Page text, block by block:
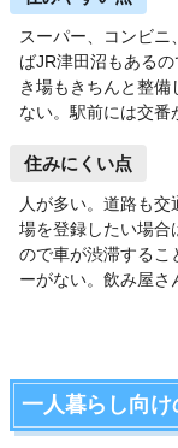
スーパー、コンビ
ばJR津田沼もある
き場もきちんと整
ない。駅前には交番
住みにくい点
人が多い。道路も
場を登録したい場合
ので車が渋滞するこ
ーがない。飲み屋さ
一人暮らし向